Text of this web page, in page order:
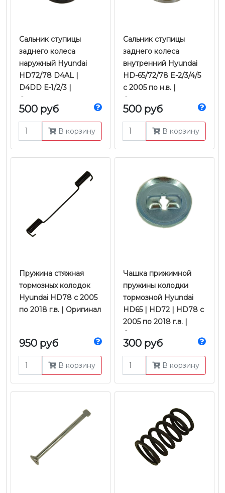
Сальник ступицы
заднего колеса
наружный Hyundai
HD72/78 D4AL |
D4DD Е-1/2/3 |
Оригинал
500 руб
В корзину
Сальник ступицы
заднего колеса
внутренний Hyundai
HD-65/72/78 E-2/3/4/5
с 2005 по н.в. |
Оригинал
500 руб
В корзину
Пружина стяжная
тормозных колодок
Hyundai HD78 с 2005
по 2018 г.в. | Оригинал
950 руб
В корзину
Чашка прижимной
пружины колодки
тормозной Hyundai
HD65 | HD72 | HD78 с
2005 по 2018 г.в. |
Оригинал
300 руб
В корзину